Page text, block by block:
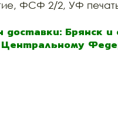
ФСФ 2/2, УФ
доставки: Брянск